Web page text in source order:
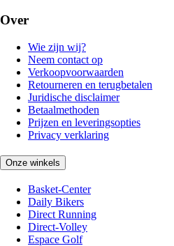
Over
Wie zijn wij?
Neem contact op
Verkoopvoorwaarden
Retourneren en terugbetalen
Juridische disclaimer
Betaalmethoden
Prijzen en leveringsopties
Privacy verklaring
Onze winkels
Basket-Center
Daily Bikers
Direct Running
Direct-Volley
Espace Golf